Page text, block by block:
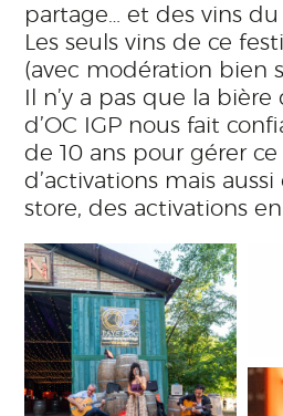
partage… et des vins du
Les seuls vins de ce
(avec modération bien
Il n’y a pas que la bière
d’OC IGP nous fait
de 10 ans pour gérer
d’activations mais
store, des activations